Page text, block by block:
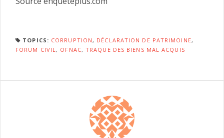
TOPICS: CORRUPTION , DÉCLARATION DE PATRIMOINE,
FORUM CIVIL , OFNAC,TRAQUE DES BIENS MAL ACQUIS